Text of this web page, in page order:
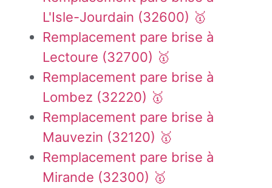
L'Isle-Jourdain (32600) 🥇
Remplacement pare brise à
Lectoure (32700) 🥇
Remplacement pare brise à
Lombez (32220) 🥇
Remplacement pare brise à
Mauvezin (32120) 🥇
Remplacement pare brise à
Mirande (32300) 🥇